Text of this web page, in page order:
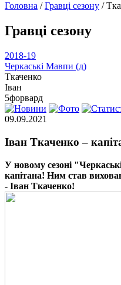
Головна /Гравці сезону /
Гравці сезону
2018-19
Черкаські Мавпи (д)
Ткаченко
Іван
5форвард
09.09.2021
Іван Ткаченко –
У новому сезоні
капітана! Ним став
- Іван Ткаченко!